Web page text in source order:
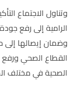
وتناول الاجتماع
الرامية إلى رفع
وضمان إيصالها
القطاع الصحي ورفع
الصحية في مختلف